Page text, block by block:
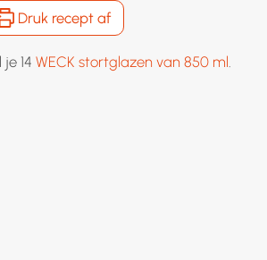
Druk recept af
14 WECK stortglazen van 850 ml